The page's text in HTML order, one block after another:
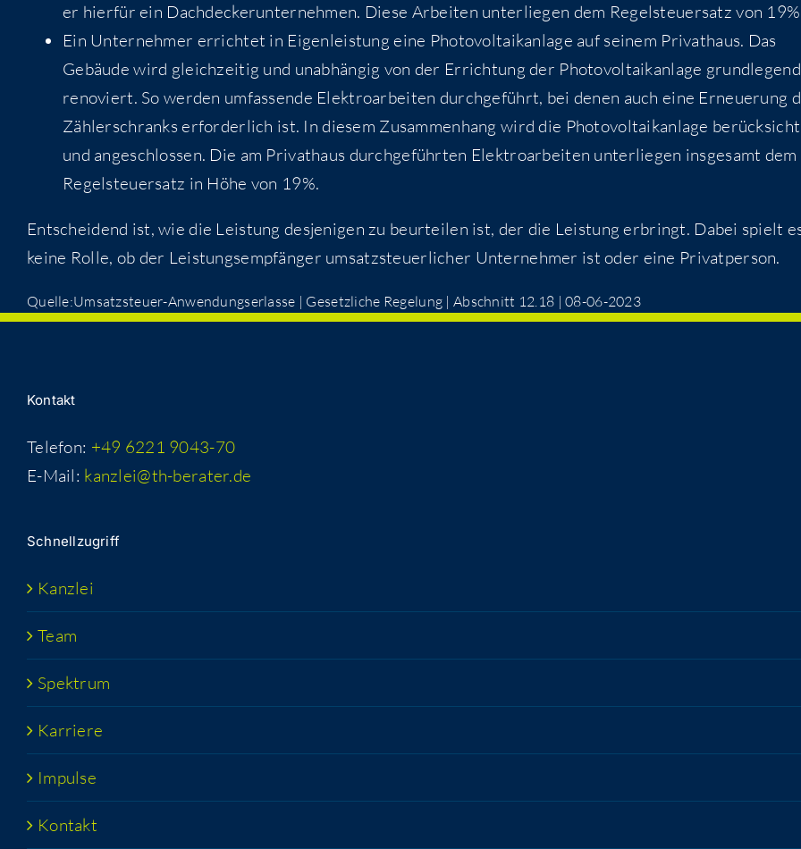
er hier­für ein Dach­de­cker­un­ter­neh­men. Die­se Arbei­ten unter­lie­gen dem Regel­steu­er­satz von
Ein Unter­neh­mer errich­tet in Eigen­leis­tung eine Pho­to­vol­ta­ik­an­la­ge auf sei­nem Pri­vat­haus. Das
Gebäu­de wird gleich­zei­tig und unab­hän­gig von der Errich­tung der Pho­to­vol­ta­ik­an­la­ge grund­le­gend
reno­viert. So wer­den umfas­sen­de Elek­tro­ar­bei­ten durch­ge­führt, bei denen auch eine Erneue­rung
Zäh­ler­schranks erfor­der­lich ist. In die­sem Zusam­men­hang wird die Pho­to­vol­ta­ik­an­la­ge
und ange­schlos­sen. Die am Pri­vat­haus durch­ge­führ­ten Elek­tro­ar­bei­ten unter­lie­gen ins­ge­samt dem
Regel­steu­er­satz in Höhe von 19%.
Ent­schei­dend ist, wie die Leis­tung des­je­ni­gen zu beur­tei­len ist, der die Leis­tung erbringt. Dabei spielt
kei­ne Rol­le, ob der Leis­tungs­emp­fän­ger umsatz­steu­er­li­cher Unter­neh­mer ist oder eine Privatperson.
Quelle:Umsatzsteuer-Anwendungserlasse | Gesetz­li­che Rege­lung | Abschnitt 12.18 | 08-06-2023
Kon­takt
Telefon: +49 6221 9043-70
E-Mail: kanzlei@th-berater.de
Schnell­zu­griff
Kanz­lei
Team
Spek­trum
Kar­rie­re
Impul­se
Kon­takt